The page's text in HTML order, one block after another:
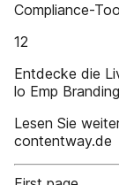
Compliance-
12
Entdecke die
lo Emp
Lesen Sie
contentway.de